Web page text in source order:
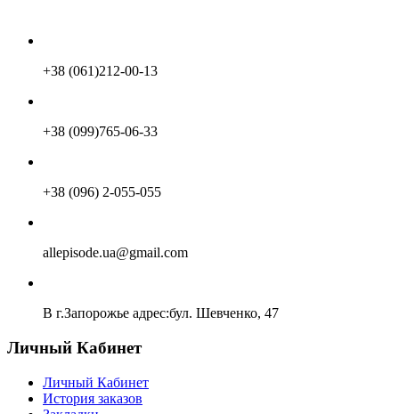
+38 (061)212-00-13
+38 (099)765-06-33
+38 (096) 2-055-055
allepisode.ua@gmail.com
В г.Запорожье адрес:бул. Шевченко, 47
Личный Кабинет
Личный Кабинет
История заказов